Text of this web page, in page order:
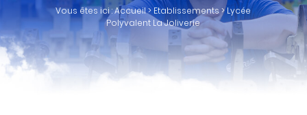
Vous êtes ici :Accueil>Etablissements>Lycée
Polyvalent La Joliverie